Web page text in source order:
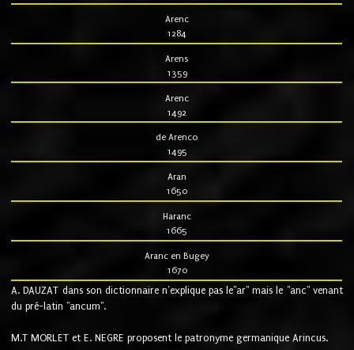
Arenc
1284
Arens
1359
Arenc
1492
de Arenco
1495
Aran
1650
Haranc
1665
Aranc en Bugey
1670
A. DAUZAT dans son dictionnaire n'explique pas le"ar" mais le "anc" venant
du pré-latin "ancum".
M.T MORLET et E. NEGRE proposent le patronyme germanique Arincus.